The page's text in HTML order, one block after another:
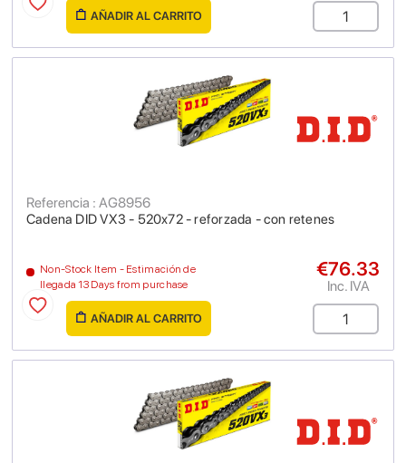
AÑADIR AL CARRITO
Cadena DID VX3 - 520x72 - reforzada - con retenes
Referencia : AG8956
Non-Stock Item - Estimación de
llegada 13 Days from purchase
€76.33
Inc. IVA
AÑADIR AL CARRITO